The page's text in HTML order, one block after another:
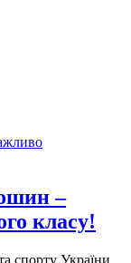
–
класу!
спорту України